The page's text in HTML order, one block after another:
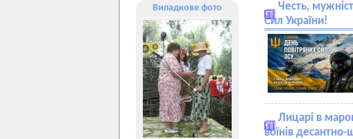
Випадкове фото
Честь,
Сил України!
Лицарі в
воїнів